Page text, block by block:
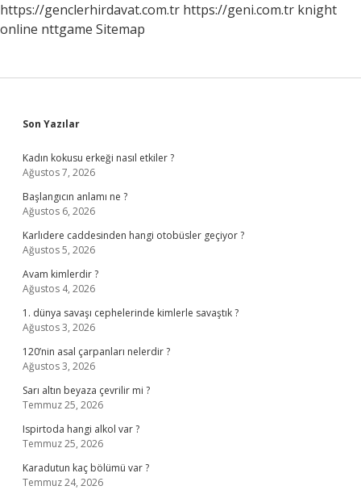
https://genclerhirdavat.com.tr https://geni.com.tr knight
online nttgame Sitemap
Sidebar
Son Yazılar
Kadın kokusu erkeği nasıl etkiler ?
Ağustos 7, 2026
Başlangıcın anlamı ne ?
Ağustos 6, 2026
Karlıdere caddesinden hangi otobüsler geçiyor ?
Ağustos 5, 2026
Avam kimlerdir ?
Ağustos 4, 2026
1. dünya savaşı cephelerinde kimlerle savaştık ?
Ağustos 3, 2026
120’nin asal çarpanları nelerdir ?
Ağustos 3, 2026
Sarı altın beyaza çevrilir mi ?
Temmuz 25, 2026
Ispirtoda hangi alkol var ?
Temmuz 25, 2026
Karadutun kaç bölümü var ?
Temmuz 24, 2026